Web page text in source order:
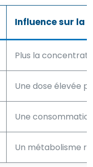
Influence sur la
Plus la
Une dose élevée
Une
Un métabolisme